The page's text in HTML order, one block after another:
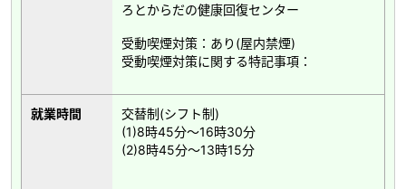
ろとからだの健康回復センター
受動喫煙対策：あり(屋内禁煙)
受動喫煙対策に関する特記事項：
就業時間
交替制(シフト制)
(1)8時45分～16時30分
(2)8時45分～13時15分